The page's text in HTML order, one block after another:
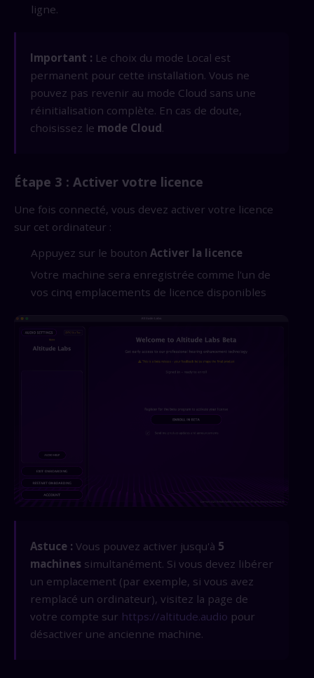
ligne.
Important : Le choix du mode Local est
permanent pour cette installation. Vous ne
pouvez pas revenir au mode Cloud sans une
réinitialisation complète. En cas de doute,
choisissez le mode Cloud.
Étape 3 : Activer votre licence
Une fois connecté, vous devez activer votre licence
sur cet ordinateur :
Appuyez sur le bouton Activer la licence
Votre machine sera enregistrée comme l'un de
vos cinq emplacements de licence disponibles
Astuce : Vous pouvez activer jusqu'à 5
machines simultanément. Si vous devez libérer
un emplacement (par exemple, si vous avez
remplacé un ordinateur), visitez la page de
votre compte sur https://altitude.audio pour
désactiver une ancienne machine.